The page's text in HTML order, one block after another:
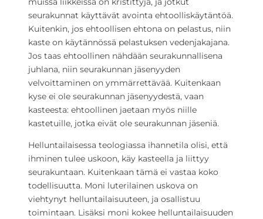
seurakunnat käyttävät avointa ehtoolliskäytäntöä.
Kuitenkin, jos ehtoollisen ehtona on pelastus, niin
kaste on käytännössä pelastuksen vedenjakajana.
Jos taas ehtoollinen nähdään seurakunnallisena
juhlana, niin seurakunnan jäsenyyden
velvoittaminen on ymmärrettävää. Kuitenkaan
kyse ei ole seurakunnan jäsenyydestä, vaan
kasteesta: ehtoollinen jaetaan myös niille
kastetuille, jotka eivät ole seurakunnan jäseniä.
Helluntailaisessa teologiassa ihannetila olisi, että
ihminen tulee uskoon, käy kasteella ja liittyy
seurakuntaan. Kuitenkaan tämä ei vastaa koko
todellisuutta. Moni luterilainen uskova on
viehtynyt helluntailaisuuteen, ja osallistuu
toimintaan. Lisäksi moni kokee helluntailaisuuden